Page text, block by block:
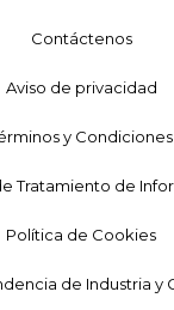
Contáctenos
Aviso de privacidad
y Condiciones
Tratamiento de
Política de Cookies
de Industria y